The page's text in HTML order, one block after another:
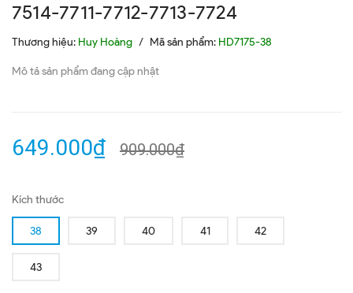
7514-7711-7712-7713-7724
Thương hiệu: Huy Hoàng / Mã sản phẩm: HD7175-38
Mô tả sản phẩm đang cập nhật
649.000₫ 909.000₫
Kích thước
38 39 40 41 42
43